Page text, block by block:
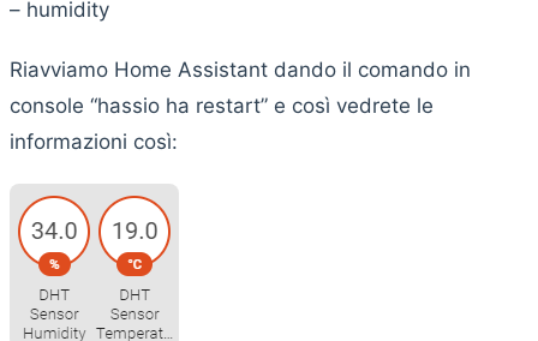
– humidity
Riavviamo Home Assistant dando il comando in
console “hassio ha restart” e così vedrete le
informazioni così: